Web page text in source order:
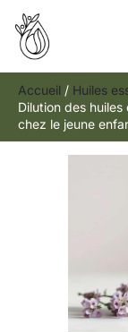
Aller
contenu
Accueil
Huiles
Dilution des
chez le jeune
Rechercher